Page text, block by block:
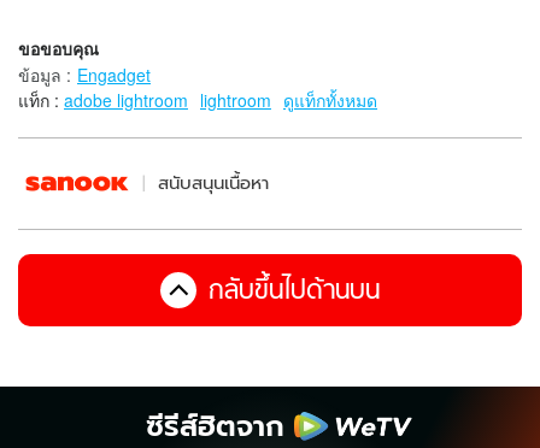
ขอขอบคุณ
ข้อมูล : Engadget
แท็ก : adobe lightroom lightroom ดูแท็กทั้งหมด
สนับสนุนเนื้อหา
กลับขึ้นไปด้านบน
ซีรีส์ฮิตจาก